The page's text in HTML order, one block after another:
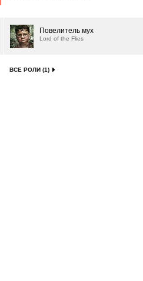
Повелитель мух
Lord of the Flies
ВСЕ РОЛИ (1)